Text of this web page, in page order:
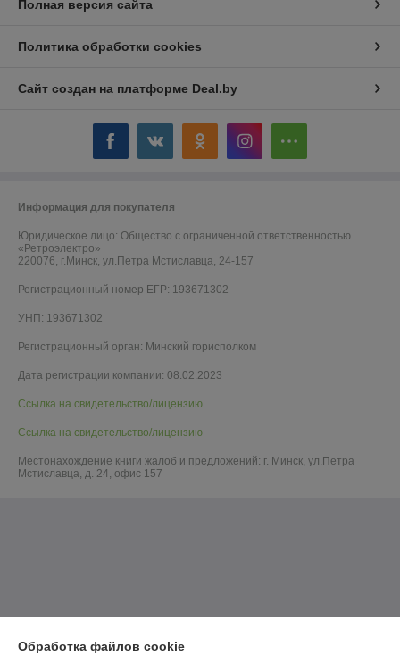
Полная версия сайта
Политика обработки cookies
Сайт создан на платформе Deal.by
Информация для покупателя
Юридическое лицо: Общество с ограниченной ответственностью
«Ретроэлектро»
220076, г.Минск, ул.Петра Мстиславца, 24-157
Регистрационный номер ЕГР: 193671302
УНП: 193671302
Регистрационный орган: Минский горисполком
Дата регистрации компании: 08.02.2023
Ссылка на свидетельство/лицензию
Ссылка на свидетельство/лицензию
Местонахождение книги жалоб и предложений: г. Минск, ул.Петра
Мстиславца, д. 24, офис 157
Обработка файлов cookie